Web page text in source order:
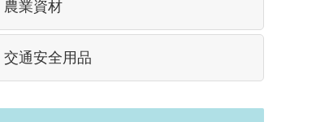
農業資材
交通安全用品